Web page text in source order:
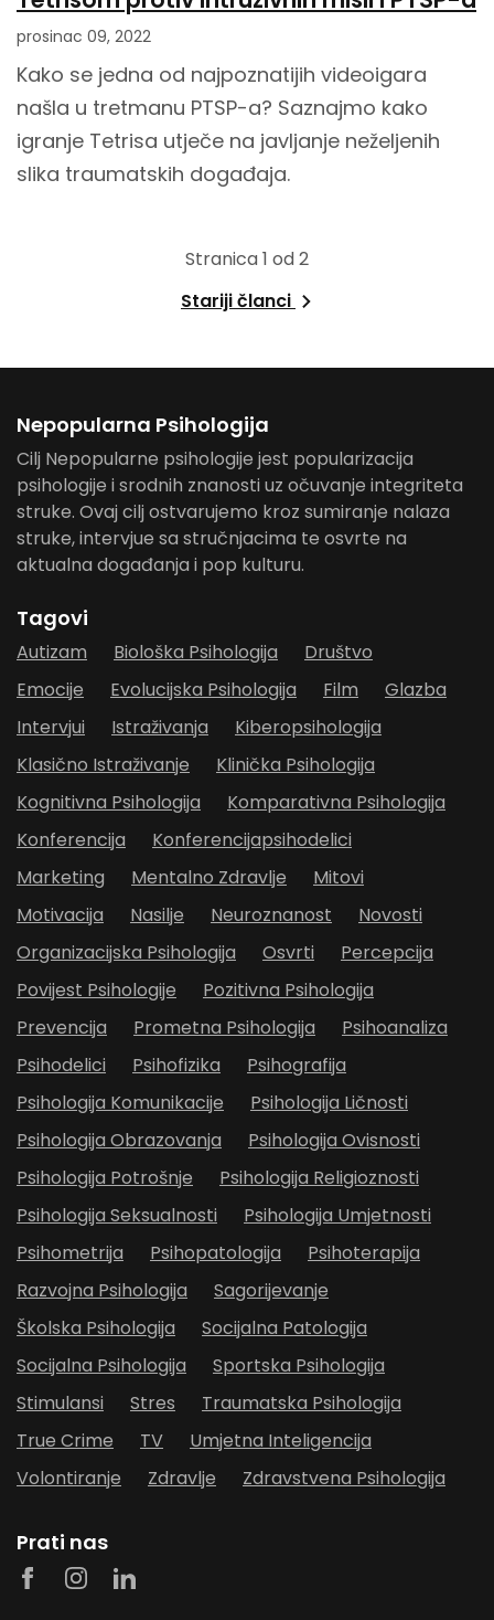
prosinac 09, 2022
Kako se jedna od najpoznatijih videoigara
našla u tretmanu PTSP-a? Saznajmo kako
igranje Tetrisa utječe na javljanje neželjenih
slika traumatskih događaja.
Stranica 1 od 2
Stariji članci
Nepopularna Psihologija
Cilj Nepopularne psihologije jest popularizacija
psihologije i srodnih znanosti uz očuvanje integriteta
struke. Ovaj cilj ostvarujemo kroz sumiranje nalaza
struke, intervjue sa stručnjacima te osvrte na
aktualna događanja i pop kulturu.
Tagovi
Autizam Biološka Psihologija
Društvo
Emocije
Evolucijska Psihologija Film
Glazba
Intervjui
Istraživanja
Kiberopsihologija
Klasično Istraživanje
Klinička Psihologija
Kognitivna Psihologija
Komparativna Psihologija
Konferencija
Konferencijapsihodelici
Marketing
Mentalno Zdravlje
Mitovi
Motivacija
Nasilje Neuroznanost
Novosti
Organizacijska Psihologija
Osvrti
Percepcija
Povijest Psihologije
Pozitivna Psihologija
Prevencija
Prometna Psihologija
Psihoanaliza
Psihodelici
Psihofizika
Psihografija
Psihologija Komunikacije
Psihologija Ličnosti
Psihologija Obrazovanja
Psihologija Ovisnosti
Psihologija Potrošnje
Psihologija Religioznosti
Psihologija Seksualnosti
Psihologija Umjetnosti
Psihometrija
Psihopatologija
Psihoterapija
Razvojna Psihologija
Sagorijevanje
Školska Psihologija
Socijalna Patologija
Socijalna Psihologija
Sportska Psihologija
Stimulansi
Stres
Traumatska Psihologija
True Crime
TV
Umjetna Inteligencija
Volontiranje
Zdravlje Zdravstvena Psihologija
Prati nas